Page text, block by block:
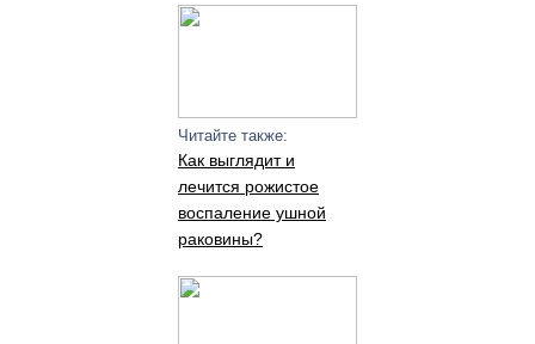
Читайте также:
Как выглядит и
лечится рожистое
воспаление ушной
раковины?